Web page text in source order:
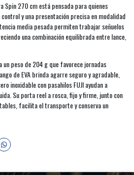
Spin 270 cm está pensada para quienes
y una presentación precisa en modalidad
media pesada permiten trabajar señuelos
una combinación equilibrada entre lance,
peso de 204 g que favorece jornadas
de EVA brinda agarre seguro y agradable,
inoxidable con pasahilos FUJI ayudan a
Su porta reel a rosca, fijo y firme, junto con
facilita el transporte y conserva un